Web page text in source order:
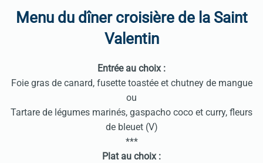
Menu du dîner croisière de la Saint
Valentin
Entrée au choix :
Foie gras de canard, fusette toastée et chutney de mangue
ou
Tartare de légumes marinés, gaspacho coco et curry, fleurs
de bleuet (V)
***
Plat au choix :